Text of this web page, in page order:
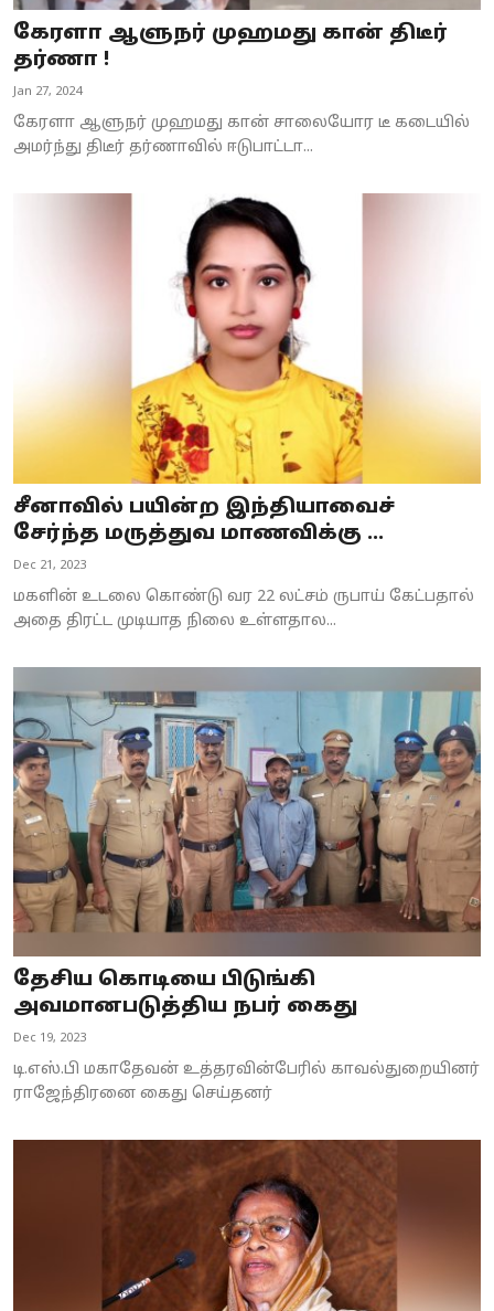
கேரளா ஆளுநர் முஹமது கான் திடீர்
தர்ணா !
Jan 27, 2024
கேரளா ஆளுநர் முஹமது கான் சாலையோர டீ கடையில்
அமர்ந்து திடீர் தர்ணாவில் ஈடுபாட்டா...
சீனாவில் பயின்ற இந்தியாவைச்
சேர்ந்த மருத்துவ மாணவிக்கு ...
Dec 21, 2023
மகளின் உடலை கொண்டு வர 22 லட்சம் ருபாய் கேட்பதால்
அதை திரட்ட முடியாத நிலை உள்ளதால...
தேசிய கொடியை பிடுங்கி
அவமானபடுத்திய நபர் கைது
Dec 19, 2023
டி.எஸ்.பி மகாதேவன் உத்தரவின்பேரில் காவல்துறையினர்
ராஜேந்திரனை கைது செய்தனர்